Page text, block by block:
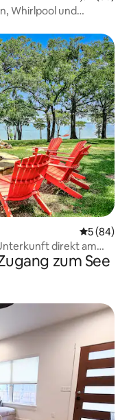
Whirlpool und
5 (84)
direkt am
zum See